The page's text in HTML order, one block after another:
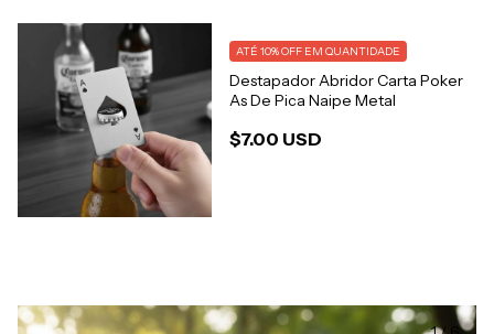
Destapador Abridor Carta Poker
As De Pica Naipe Metal
$7.00 USD
ATÉ 10% OFF EM QUANTIDADE